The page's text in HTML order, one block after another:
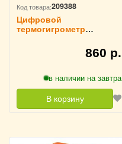
Код товара:209388
Цифровой
термогигрометр
860 р.
в наличии на завтра
В корзину